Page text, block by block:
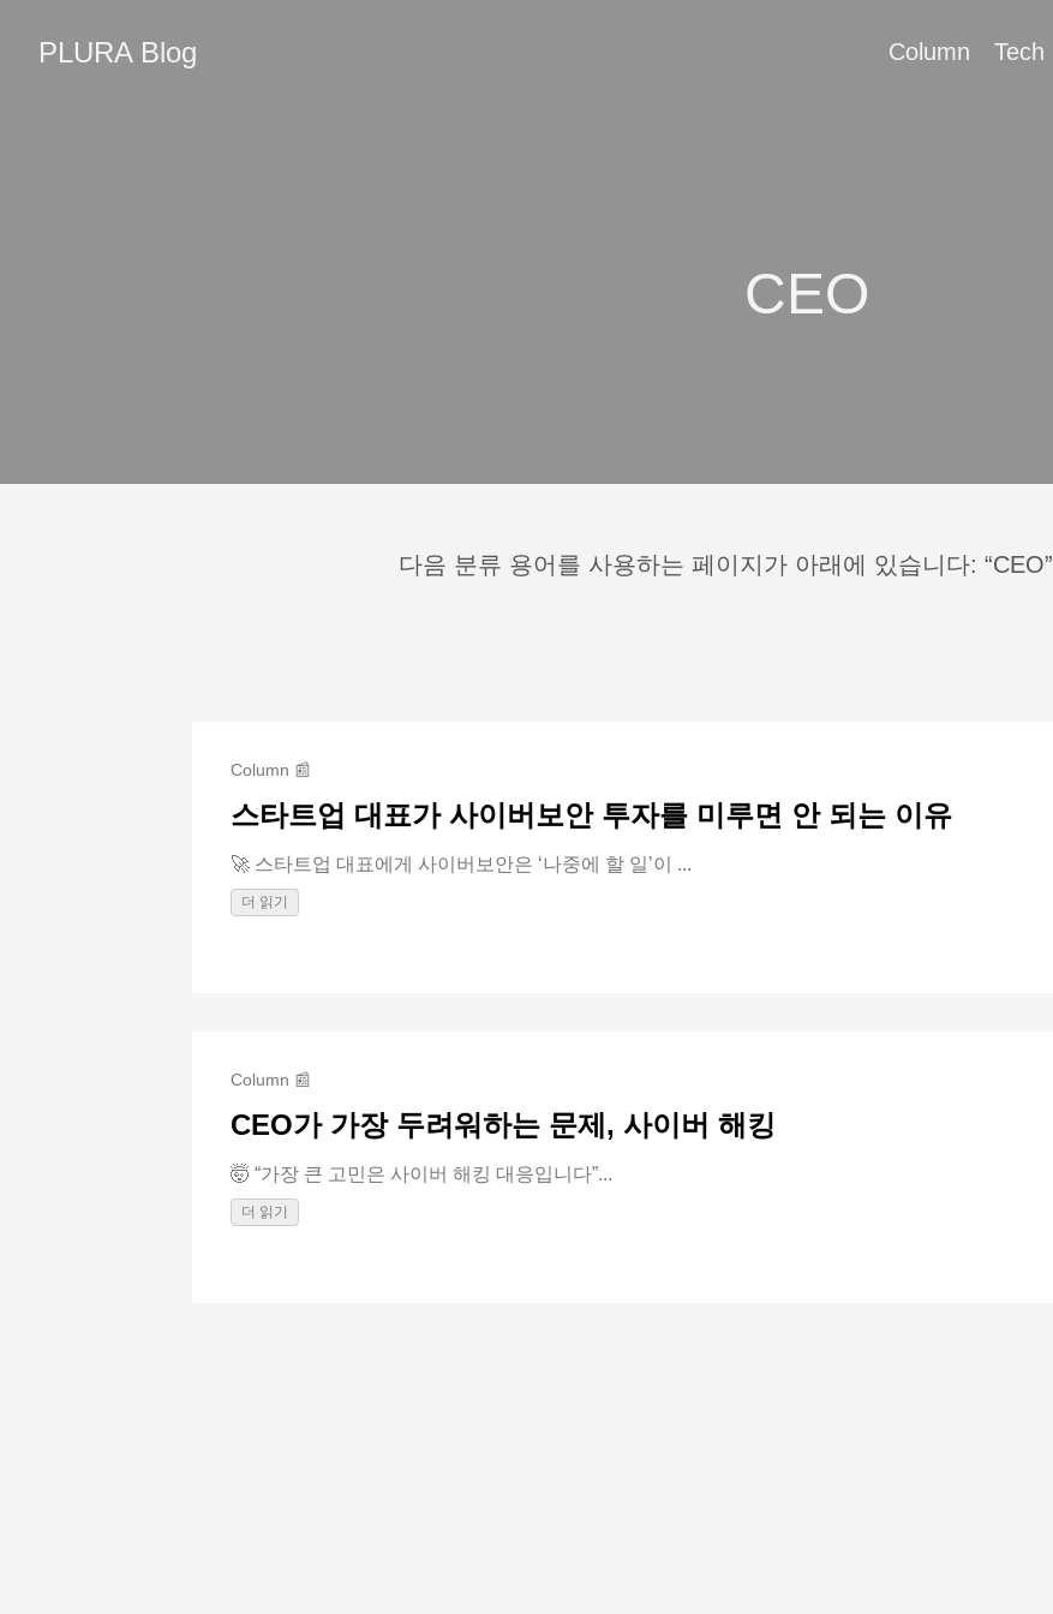
PLURA Blog Column Tech
CEO
다음 분류 용어를 사용하는 페이지가 아래에 있습니다: “CEO”
Column 📰
스타트업 대표가 사이버보안 투자를 미루면 안 되는 이유
🚀 스타트업 대표에게 사이버보안은 ‘나중에 할 일’이 ...
더 읽기
Column 📰
CEO가 가장 두려워하는 문제, 사이버 해킹
🤯 “가장 큰 고민은 사이버 해킹 대응입니다”...
더 읽기